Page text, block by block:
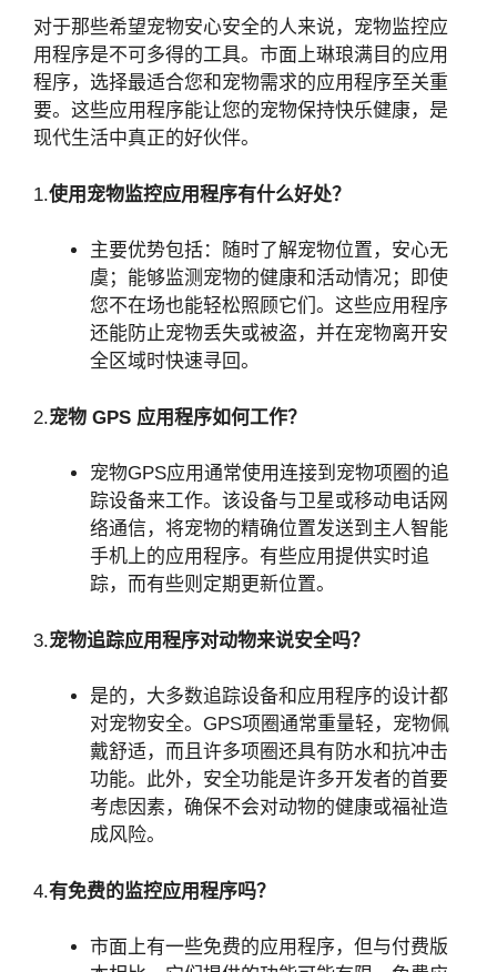
对于那些希望宠物安心安全的人来说，宠物监控应
用程序是不可多得的工具。市面上琳琅满目的应用
程序，选择最适合您和宠物需求的应用程序至关重
要。这些应用程序能让您的宠物保持快乐健康，是
现代生活中真正的好伙伴。
1.使用宠物监控应用程序有什么好处？
主要优势包括：随时了解宠物位置，安心无
虞；能够监测宠物的健康和活动情况；即使
您不在场也能轻松照顾它们。这些应用程序
还能防止宠物丢失或被盗，并在宠物离开安
全区域时快速寻回。
2.宠物 GPS 应用程序如何工作？
宠物GPS应用通常使用连接到宠物项圈的追
踪设备来工作。该设备与卫星或移动电话网
络通信，将宠物的精确位置发送到主人智能
手机上的应用程序。有些应用提供实时追
踪，而有些则定期更新位置。
3.宠物追踪应用程序对动物来说安全吗？
是的，大多数追踪设备和应用程序的设计都
对宠物安全。GPS项圈通常重量轻，宠物佩
戴舒适，而且许多项圈还具有防水和抗冲击
功能。此外，安全功能是许多开发者的首要
考虑因素，确保不会对动物的健康或福祉造
成风险。
4.有免费的监控应用程序吗？
市面上有一些免费的应用程序，但与付费版